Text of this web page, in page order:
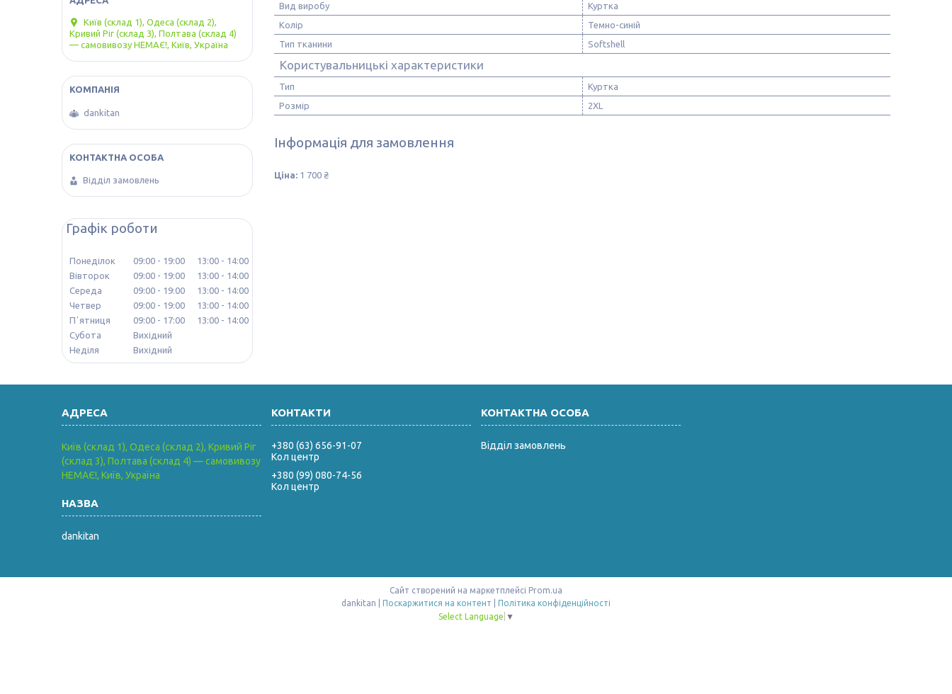
Вид виробу
Куртка
Колір
Темно-синій
Тип тканини
Softshell
Користувальницькі характеристики
Тип
Куртка
Розмір
2XL
Інформація для замовлення
Ціна: 1 700 ₴
Київ (склад 1), Одеса (склад 2),
Кривий Ріг (склад 3), Полтава (склад 4)
— самовивозу НЕМАЄ!, Київ, Україна
dankitan
Відділ замовлень
Графік роботи
Понеділок 09:00 19:00 13:00
14:00
Вівторок
09:00 19:00 13:00
14:00
Середа
09:00 19:00 13:00
14:00
Четвер
09:00 19:00 13:00
14:00
Пʼятниця
09:00 17:00 13:00
14:00
Субота
Вихідний
Неділя
Вихідний
Київ (склад 1), Одеса (склад 2), Кривий Ріг
(склад 3), Полтава (склад 4) — самовивозу
НЕМАЄ!, Київ, Україна
dankitan
+380 (63) 656-91-07
Кол центр
+380 (99) 080-74-56
Кол центр
Відділ замовлень
Сайт створений на маркетплейсі Prom.ua
Поскаржитися на контент
Політика конфіденційності
Select Language ▼